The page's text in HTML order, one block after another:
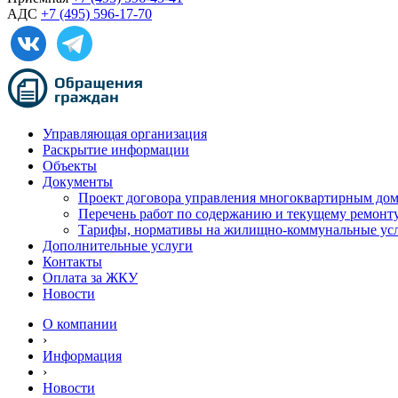
АДС +7 (495) 596-17-70
Управляющая организация
Раскрытие информации
Объекты
Документы
Проект договора управления многоквартирным
Перечень работ по содержанию и текущему
Тарифы, нормативы на жилищно-коммунальные
Дополнительные услуги
Контакты
Оплата за ЖКУ
Новости
О компании
›
Информация
›
Новости